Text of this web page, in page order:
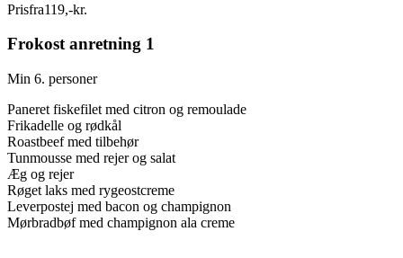
Prisfra119,-kr.
Frokost anretning 1
Min 6. personer
Paneret fiskefilet med citron og remoulade
Frikadelle og rødkål
Roastbeef med tilbehør
Tunmousse med rejer og salat
Æg og rejer
Røget laks med rygeostcreme
Leverpostej med bacon og champignon
Mørbradbøf med champignon ala creme